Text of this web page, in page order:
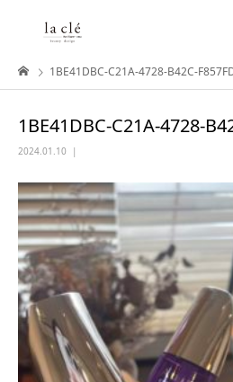
1BE41DBC-C21A-4728-B42C-
1BE41DBC-C21A-4728-
2024.01.10